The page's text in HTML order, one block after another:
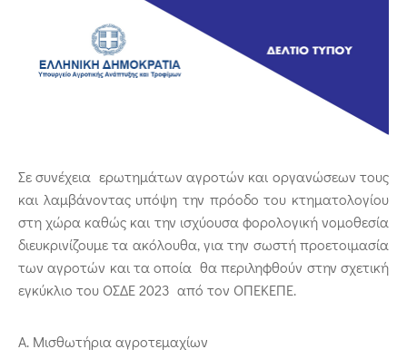
Σε συνέχεια ερωτημάτων αγροτών και οργανώσεων τους
και λαμβάνοντας υπόψη την πρόοδο του κτηματολογίου
στη χώρα καθώς και την ισχύουσα φορολογική νομοθεσία
διευκρινίζουμε τα ακόλουθα, για την σωστή προετοιμασία
των αγροτών και τα οποία θα περιληφθούν στην σχετική
εγκύκλιο του ΟΣΔΕ 2023 από τον ΟΠΕΚΕΠΕ.
Α. Μισθωτήρια αγροτεμαχίων